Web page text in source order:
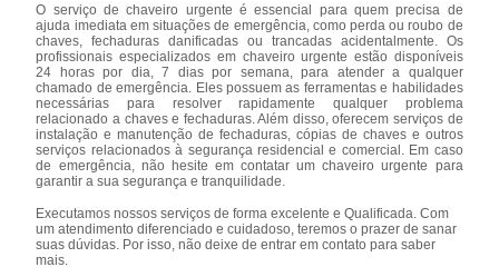
O serviço de chaveiro urgente é essencial para quem precisa de
ajuda imediata em situações de emergência, como perda ou roubo de
chaves, fechaduras danificadas ou trancadas acidentalmente. Os
profissionais especializados em chaveiro urgente estão disponíveis
24 horas por dia, 7 dias por semana, para atender a qualquer
chamado de emergência. Eles possuem as ferramentas e habilidades
necessárias para resolver rapidamente qualquer problema
relacionado a chaves e fechaduras. Além disso, oferecem serviços de
instalação e manutenção de fechaduras, cópias de chaves e outros
serviços relacionados à segurança residencial e comercial. Em caso
de emergência, não hesite em contatar um chaveiro urgente para
garantir a sua segurança e tranquilidade.
Executamos nossos serviços de forma excelente e Qualificada. Com
um atendimento diferenciado e cuidadoso, teremos o prazer de sanar
suas dúvidas. Por isso, não deixe de entrar em contato para saber
mais.